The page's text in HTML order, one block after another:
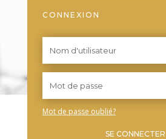
CONNEXION
Mot de passe oublié?
SE CONNECTER